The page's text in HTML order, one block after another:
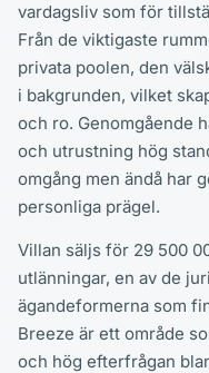
vardagsliv som för
Från de viktigaste
privata poolen, den
i bakgrunden, vilket
och ro. Genomgående
och utrustning hög
omgång men ändå har
personliga prägel.
Villan säljs för 29 500
utlänningar, en av de
ägandeformerna som
Breeze är ett område
och hög efterfrågan